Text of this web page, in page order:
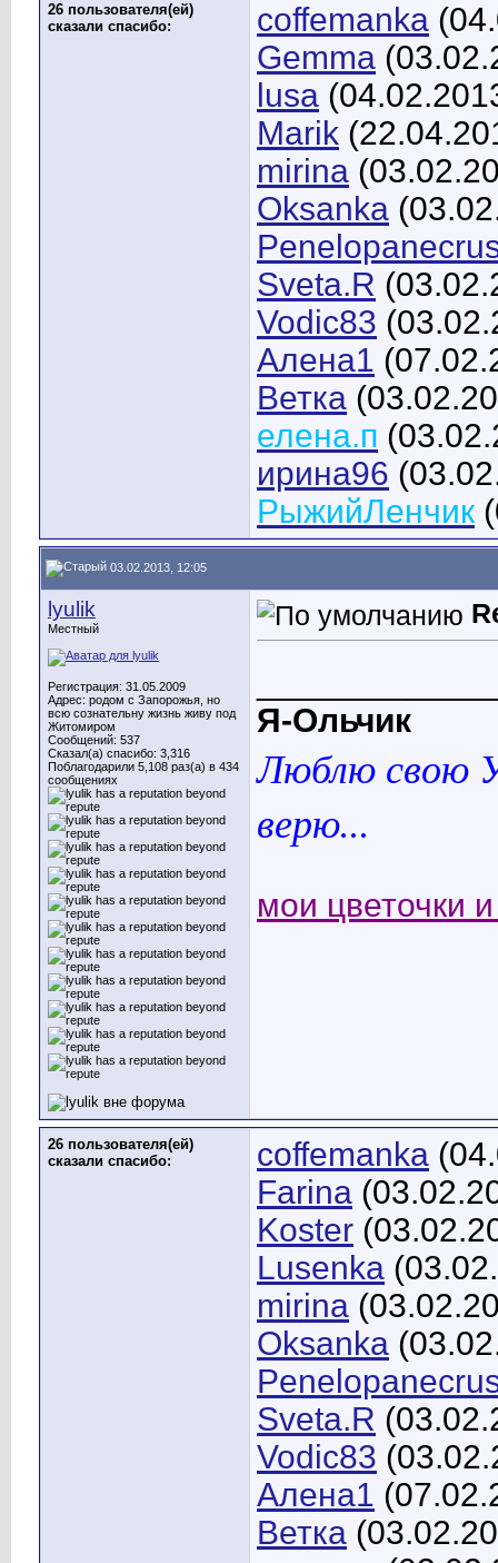
26 пользователя(ей)
сказали cпасибо:
coffemanka
Gemma
lusa
Marik
mirina
Oksanka
Sveta.R
Vodic83
Алена1
Ветка
елена.п
ирина96
РыжийЛенчик
03.02.2013, 12:05
lyulik
Местный
Регистрация: 31.05.2009
Адрес: родом с Запорожья, но
всю сознательну жизнь живу под
Житомиром
Сообщений: 537
Сказал(а) спасибо: 3,316
Поблагодарили 5,108 раз(а) в 434
сообщениях
Я-Ольчик
Люблю свою
верю...
мои цветочки
26 пользователя(ей)
сказали cпасибо:
coffemanka
Farina
Koster
Lusenka
mirina
Oksanka
Sveta.R
Vodic83
Алена1
Ветка